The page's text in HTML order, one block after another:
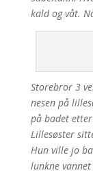
kald og våt.
Storebror 3
nesen på
på badet
Lillesøster
Hun ville jo
lunkne